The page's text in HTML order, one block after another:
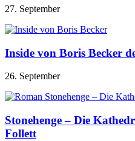
27. September
Inside von Boris Becker
26. September
Stonehenge – Die
Follett